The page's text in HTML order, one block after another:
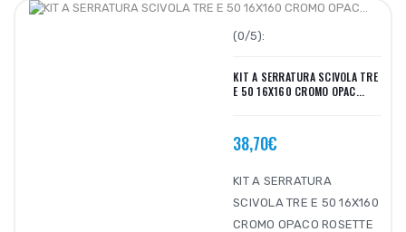
(0/5):
KIT A SERRATURA SCIVOLA TRE
E 50 16X160 CROMO OPAC...
38,70€
KIT A SERRATURA
SCIVOLA TRE E 50 16X160
CROMO OPACO ROSETTE